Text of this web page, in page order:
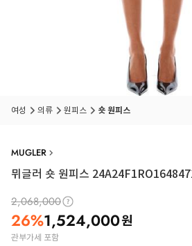
여성 의류 원피스 숏 원피스
MUGLER
뮈글러 숏 원피스
2,068,000
26%1,524,000원
관부가세 포함